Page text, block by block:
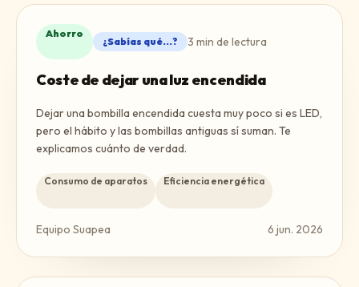
Ahorro
¿Sabías qué...? 3 min de lectura
Coste de dejar una luz encendida
Dejar una bombilla encendida cuesta muy poco si es LED,
pero el hábito y las bombillas antiguas sí suman. Te
explicamos cuánto de verdad.
Consumo de aparatos Eficiencia energética
Equipo Suapea 6 jun. 2026